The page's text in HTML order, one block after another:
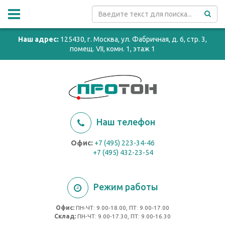
Наш адрес: 125430, г. Москва, ул. Фабричная, д. 6, стр. 3,
помещ. VII, комн. 1, этаж 1
Наш телефон
Офис: +7 (495) 223-34-46
+7 (495) 432-23-54
Режим работы
Офис: ПН-ЧТ: 9.00-18.00, ПТ: 9.00-17.00
Cклад: ПН-ЧТ: 9.00-17.30, ПТ: 9.00-16.30